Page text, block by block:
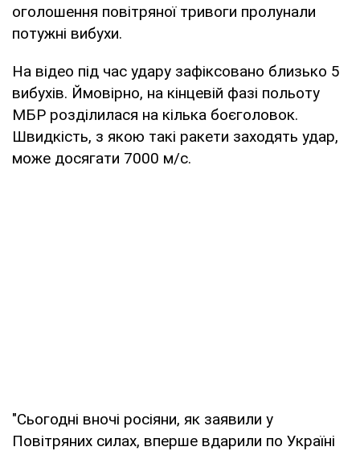
оголошення повітряної тривоги пролунали
потужні вибухи.
На відео під час удару зафіксовано близько 5
вибухів. Ймовірно, на кінцевій фазі польоту
МБР розділилася на кілька боєголовок.
Швидкість, з якою такі ракети заходять удар,
може досягати 7000 м/с.
"Сьогодні вночі росіяни, як заявили у
Повітряних силах, вперше вдарили по Україні